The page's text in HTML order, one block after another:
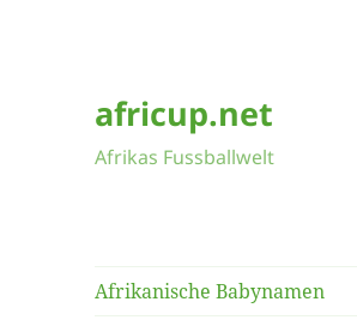
africup.net
Afrikas Fussballwelt
Afrikanische Babynamen